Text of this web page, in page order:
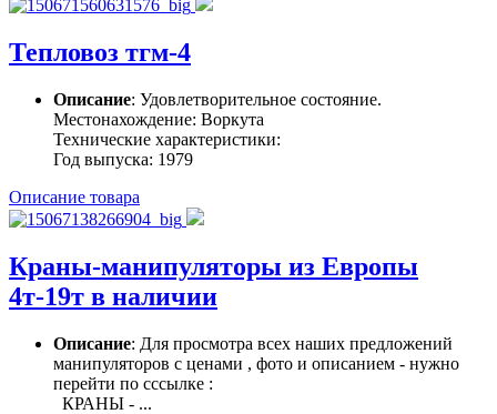
Тепловоз тгм-4
Описание: Удовлетворительное состояние.
Местонахождение: Воркута
Технические характеристики:
Год выпуска: 1979
Описание товара
Краны-манипуляторы из Европы
4т-19т в наличии
Описание: Для просмотра всех наших предложений
манипуляторов с ценами , фото и описанием - нужно
перейти по сссылке :
КРАНЫ - ...